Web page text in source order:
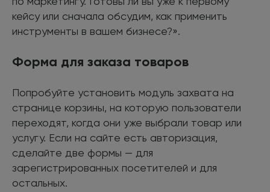
кейсу или сначала обсудим, как применить
инструменты в вашем бизнесе?».
Форма для заказа товаров
Попробуйте установить модуль захвата на
странице корзины, на которую пользователи
переходят, когда они уже выбрали товар или
услугу. Если на сайте есть авторизация,
сделайте две формы — для
зарегистрированных посетителей и для
остальных.